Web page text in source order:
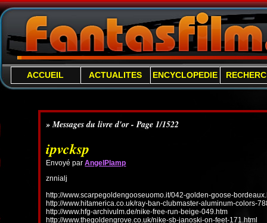
ACCUEIL ACTUALITES ENCYCLOPEDIE
» Messages du livre d'or - Page 1/1522
ipvcksp
Envoyé parAngelPlamp
znnialj
http://www.scarpegoldengooseuomo.it/042-golden-goose-
http://www.hitamerica.co.uk/ray-ban-clubmaster-aluminum-colors-
http://www.hfg-archivulm.de/nike-free-run-beige-049.htm
http://www.thegoldengrove.co.uk/nike-sb-janoski-on-feet-171.html